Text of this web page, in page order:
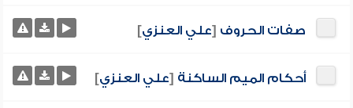
صفات الحروف [علي العنزي]
أحكام الميم الساكنة [علي العنزي]